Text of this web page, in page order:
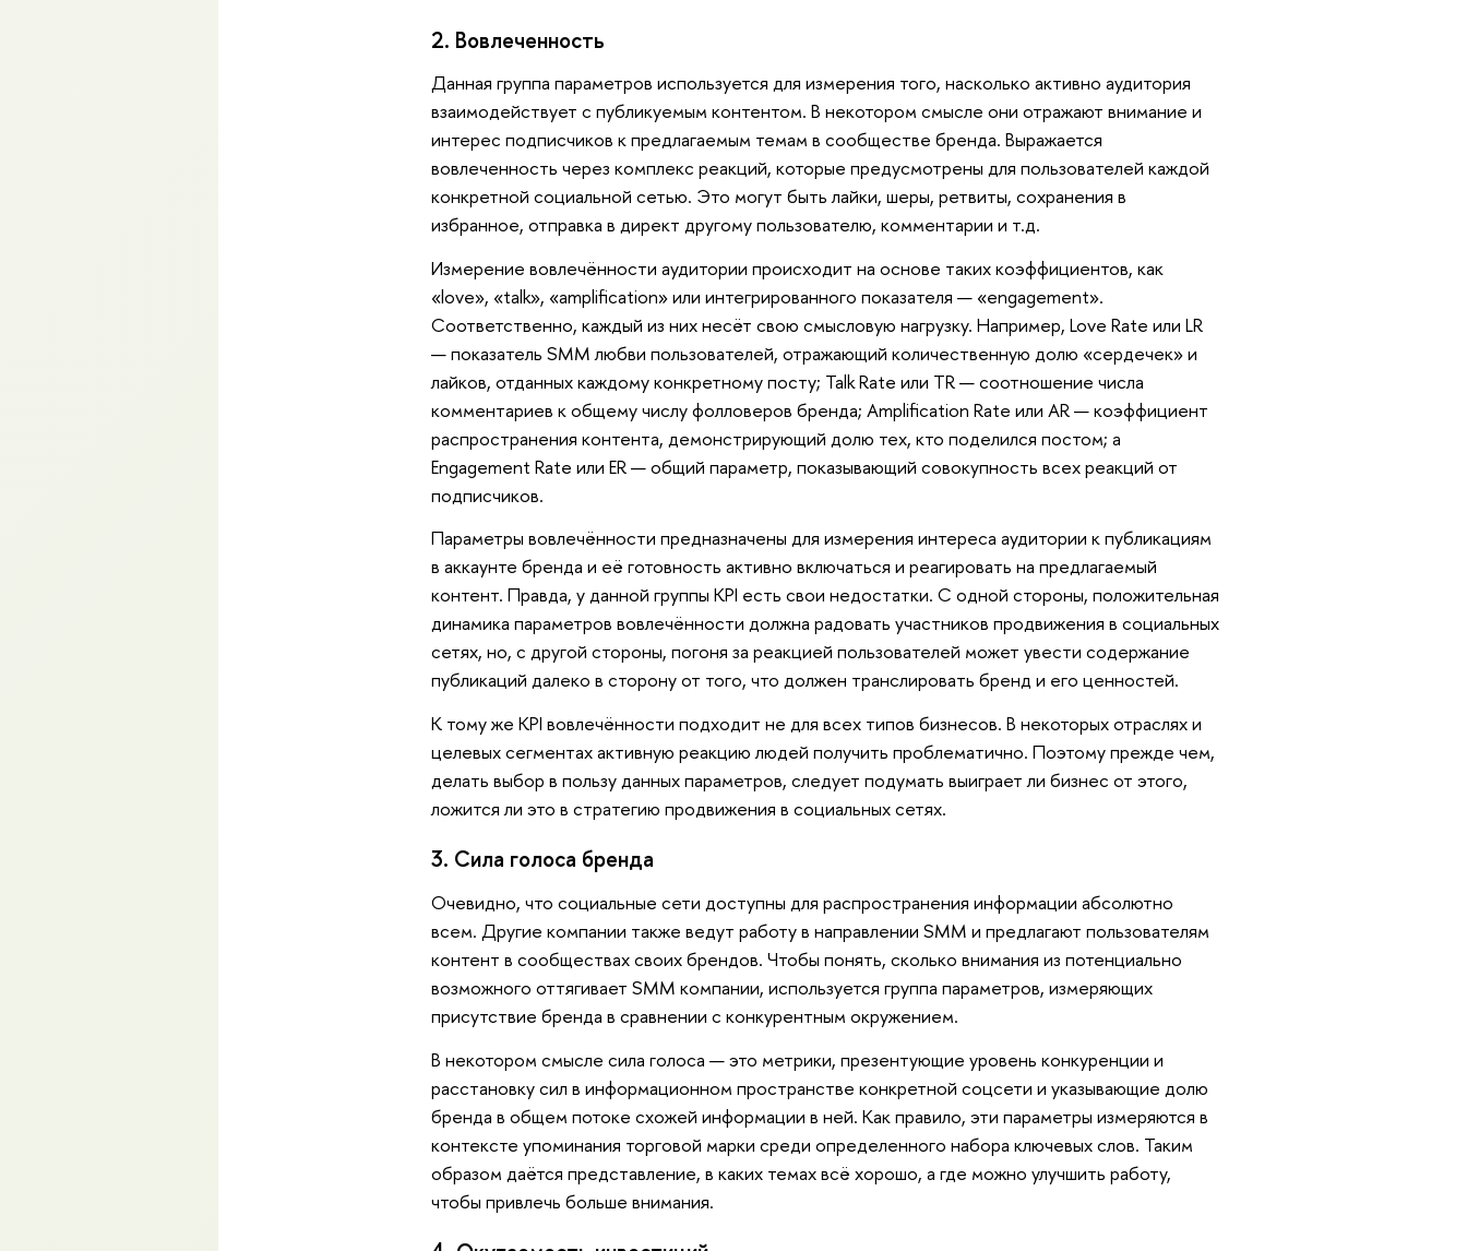
2. Вовлеченность
Данная группа параметров используется для измерения того, насколько активно аудитория
взаимодействует с публикуемым контентом. В некотором смысле они отражают внимание и
интерес подписчиков к предлагаемым темам в сообществе бренда. Выражается
вовлеченность через комплекс реакций, которые предусмотрены для пользователей каждой
конкретной социальной сетью. Это могут быть лайки, шеры, ретвиты, сохранения в
избранное, отправка в директ другому пользователю, комментарии и т.д.
Измерение вовлечённости аудитории происходит на основе таких коэффициентов, как
«love», «talk», «amplification» или интегрированного показателя — «engagement».
Соответственно, каждый из них несёт свою смысловую нагрузку. Например, Love Rate или LR
— показатель SMM любви пользователей, отражающий количественную долю «сердечек» и
лайков, отданных каждому конкретному посту; Talk Rate или TR — соотношение числа
комментариев к общему числу фолловеров бренда; Amplification Rate или AR — коэффициент
распространения контента, демонстрирующий долю тех, кто поделился постом; а
Engagement Rate или ER — общий параметр, показывающий совокупность всех реакций от
подписчиков.
Параметры вовлечённости предназначены для измерения интереса аудитории к публикациям
в аккаунте бренда и её готовность активно включаться и реагировать на предлагаемый
контент. Правда, у данной группы KPI есть свои недостатки. С одной стороны, положительная
динамика параметров вовлечённости должна радовать участников продвижения в социальных
сетях, но, с другой стороны, погоня за реакцией пользователей может увести содержание
публикаций далеко в сторону от того, что должен транслировать бренд и его ценностей.
К тому же KPI вовлечённости подходит не для всех типов бизнесов. В некоторых отраслях и
целевых сегментах активную реакцию людей получить проблематично. Поэтому прежде чем,
делать выбор в пользу данных параметров, следует подумать выиграет ли бизнес от этого,
ложится ли это в стратегию продвижения в социальных сетях.
3. Сила голоса бренда
Очевидно, что социальные сети доступны для распространения информации абсолютно
всем. Другие компании также ведут работу в направлении SMM и предлагают пользователям
контент в сообществах своих брендов. Чтобы понять, сколько внимания из потенциально
возможного оттягивает SMM компании, используется группа параметров, измеряющих
присутствие бренда в сравнении с конкурентным окружением.
В некотором смысле сила голоса — это метрики, презентующие уровень конкуренции и
расстановку сил в информационном пространстве конкретной соцсети и указывающие долю
бренда в общем потоке схожей информации в ней. Как правило, эти параметры измеряются в
контексте упоминания торговой марки среди определенного набора ключевых слов. Таким
образом даётся представление, в каких темах всё хорошо, а где можно улучшить работу,
чтобы привлечь больше внимания.